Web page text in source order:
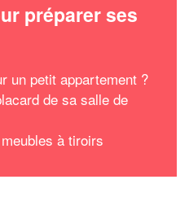
préparer ses
un petit appartement ?
de sa salle de
à tiroirs